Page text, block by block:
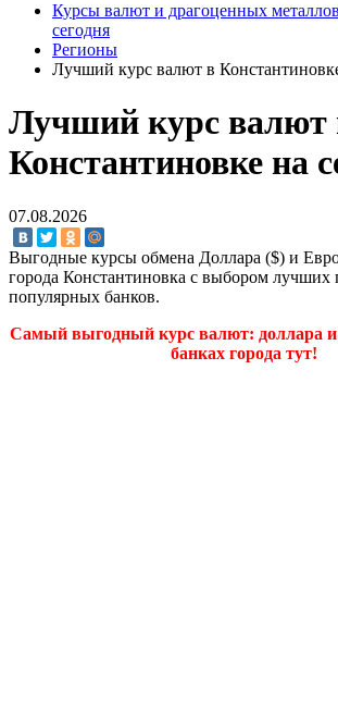
Курсы валют и драгоценных
сегодня
Регионы
Лучший курс валют в
Лучший курс валют
Константиновке на
07.08.2026
Выгодные курсы обмена Доллара ($) и
города Константиновка с выбором лучших
популярных банков.
Самый выгодный курс валют: доллара и
банках города тут!